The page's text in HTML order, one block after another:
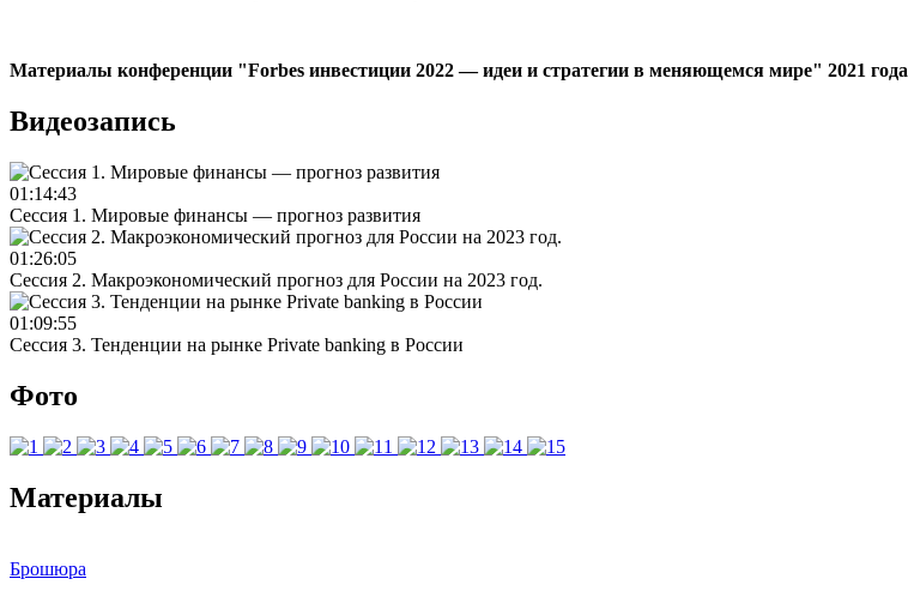
Материалы конференции "Forbes инвестиции 2022 — идеи и стратегии в меняющемся мире" 2021 года
Видеозапись
01:14:43
Сессия 1. Мировые финансы — прогноз развития
01:26:05
Сессия 2. Макроэкономический прогноз для России на 2023 год.
01:09:55
Сессия 3. Тенденции на рынке Private banking в России
Фото
Материалы
Брошюра